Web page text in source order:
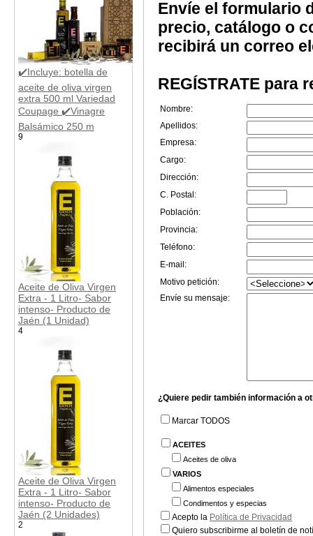
✔️Incluye: botella de
aceite de oliva virgen
extra 500 ml Variedad
Coupage ✔️Vinagre
Balsámico 250 m
9
Aceite de Oliva Virgen
Extra - 1 Litro- Sabor
intenso- Producto de
Jaén (1 Unidad)
4
Aceite de Oliva Virgen
Extra - 1 Litro- Sabor
intenso- Producto de
Jaén (2 Unidades)
2
Envíe el formulario
precio, catálogo o
recibirá un correo
REGÍSTRATE para
Nombre:
Apellidos:
Empresa:
Cargo:
Dirección:
C. Postal:
Población:
Provincia:
Teléfono:
E-mail:
Motivo petición:
Envíe su mensaje:
¿Quiere pedir también información a
Marcar TODOS
ACEITES
Aceites de oliva
VARIOS
Alimentos especiales
Condimentos y especias
Acepto la Política de Privacidad
Quiero subscribirme al boletín de